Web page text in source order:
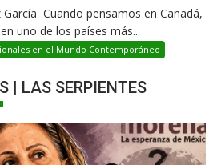
García Cuando pensamos en Canadá,
uno de los países más...
en el Mundo Contemporáneo
| LAS SERPIENTES